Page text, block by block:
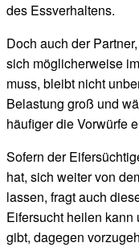
des Essverhaltens.
Doch auch der
sich möglicherweise
muss, bleibt nicht
Belastung groß und
häufiger die Vorwürfe
Sofern der
hat, sich weiter von
lassen, fragt auch
Eifersucht heilen
gibt, dagegen